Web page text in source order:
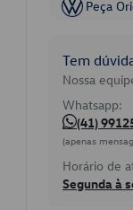
Peça
Tem
Nossa
Whatsapp:
(41)
(apenas
Horário de
Segunda à